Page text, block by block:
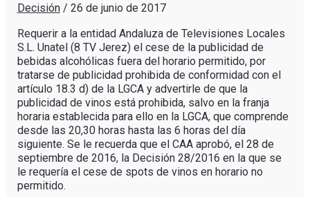
Decisión/ 26 de junio de 2017
Requerir a la entidad Andaluza de Televisiones Locales
S.L. Unatel (8 TV Jerez) el cese de la publicidad de
bebidas alcohólicas fuera del horario permitido, por
tratarse de publicidad prohibida de conformidad con el
artículo 18.3 d) de la LGCA y advertirle de que la
publicidad de vinos está prohibida, salvo en la franja
horaria establecida para ello en la LGCA, que comprende
desde las 20,30 horas hasta las 6 horas del día
siguiente. Se le recuerda que el CAA aprobó, el 28 de
septiembre de 2016, la Decisión 28/2016 en la que se
le requería el cese de spots de vinos en horario no
permitido.